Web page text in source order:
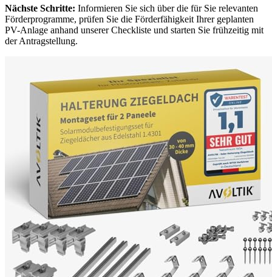
Nächste Schritte: Informieren Sie sich über die für Sie relevanten
Förderprogramme, prüfen Sie die Förderfähigkeit Ihrer geplanten
PV-Anlage anhand unserer Checkliste und starten Sie frühzeitig mit
der Antragstellung.